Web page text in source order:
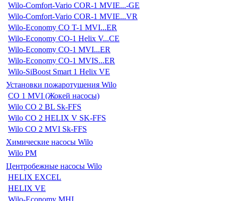
Wilo-Comfort-Vario COR-1 MVIE...-GE
Wilo-Comfort-Vario COR-1 MVIE...VR
Wilo-Economy CO T-1 MVI...ER
Wilo-Economy CO-1 Helix V...CE
Wilo-Economy CO-1 MVI...ER
Wilo-Economy CO-1 MVIS...ER
Wilo-SiBoost Smart 1 Helix VE
Установки пожаротушения Wilo
CO 1 MVI (Жокей насосы)
Wilo CO 2 BL Sk-FFS
Wilo CO 2 HELIX V SK-FFS
Wilo CO 2 MVI Sk-FFS
Химические насосы Wilo
Wilo PM
Центробежные насосы Wilo
HELIX EXCEL
HELIX VE
Wilo-Economy MHI